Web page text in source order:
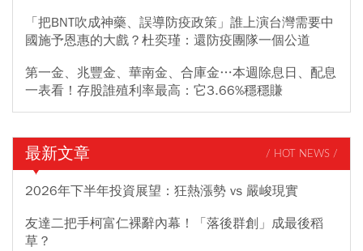
「把BNT吹成神藥、誤導防疫政策」誰上演台灣需要中
國施予恩惠的大戲？杜奕瑾：還防疫團隊一個公道
第一金、兆豐金、華南金、合庫金…本週除息日、配息
一表看！存股誰殖利率最高：它3.66%穩穩賺
最新文章 / HOT NEWS /
2026年下半年投資展望：狂熱漲勢 vs 嚴峻現實
友達二把手柯富仁裸辭內幕！「落後群創」成最後稻
草？